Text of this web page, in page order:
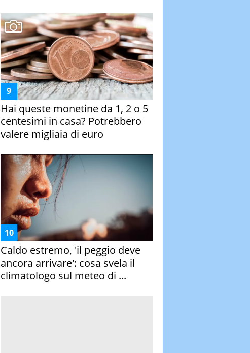
Hai queste monetine da 1, 2 o 5
centesimi in casa? Potrebbero
valere migliaia di euro
Caldo estremo, 'il peggio deve
ancora arrivare': cosa svela il
climatologo sul meteo di ...